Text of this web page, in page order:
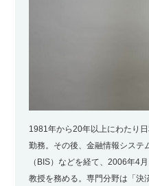
1981年から20年以上にわたり
勤務。その後、金融情報システ
（BIS）などを経て、2006年4
教授を務める。専門分野は「決